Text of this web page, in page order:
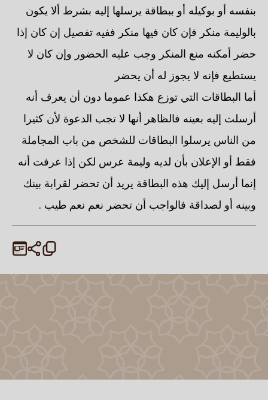
بنفسه أو بوكيله أو ببطاقة يرسلها إليه بشرط ألا يكون
بالوليمة منكر فإن كان فيها منكر ففيه تفصيل إن كان إذا
حضر أمكنه منع المنكر وجب عليه الحضور وإن كان لا
يستطيع فإنه لا يجوز له أن يحضر
أما البطاقات التي توزع هكذا عموما دون أن يعرف أنه
أرسلت إليه بعينه فالظاهر أنها لا تجب الدعوة لأن كثيرا
من الناس يرسلوا البطاقات للشخص من باب المجاملة
فقط أو الإعلان بأن لديه وليمة عرس لكن إذا عرفت أنه
إنما أرسل إليك هذه البطاقة يريد أن تحضر لقرابة بينك
وبينه أو لصداقة فالواجب أن تحضر نعم نعم طيب .